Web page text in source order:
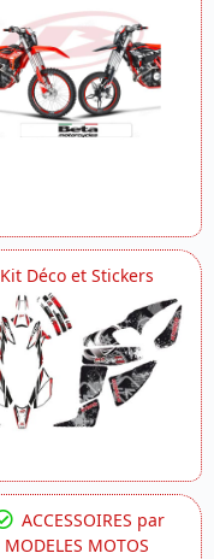
Kit Déco et Stickers
ACCESSOIRES par
MODELES MOTOS